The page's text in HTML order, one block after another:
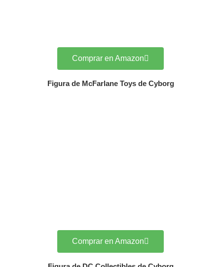
Comprar en Amazon
Figura de McFarlane Toys de Cyborg
Comprar en Amazon